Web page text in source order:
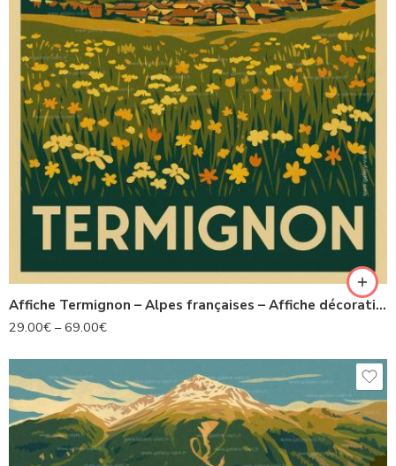
Affiche Termignon – Alpes françaises – Affiche décorative montagne
29.00€ –69.00€